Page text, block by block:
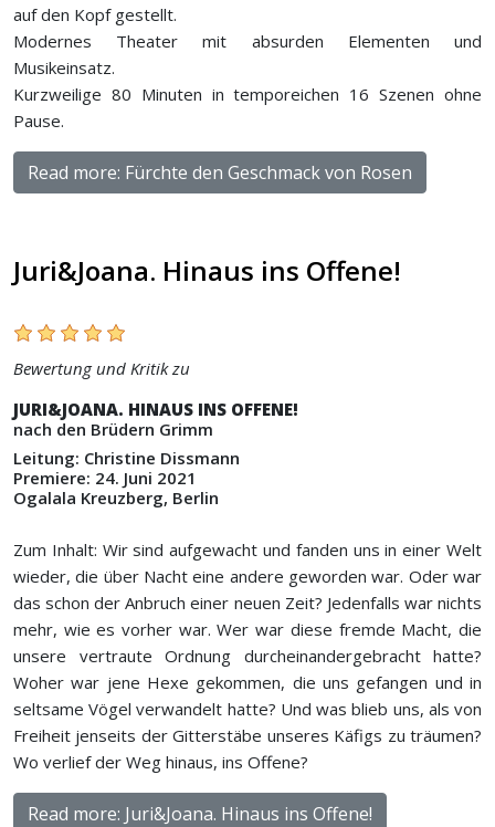
auf den Kopf gestellt.
Modernes Theater mit absurden Elementen und
Musikeinsatz.
Kurzweilige 80 Minuten in temporeichen 16 Szenen ohne
Pause.
Read more: Fürchte den Geschmack von Rosen
Juri&Joana. Hinaus ins Offene!
Bewertung und Kritik zu
JURI&JOANA. HINAUS INS OFFENE!
nach den Brüdern Grimm
Leitung: Christine Dissmann
Premiere: 24. Juni 2021
Ogalala Kreuzberg, Berlin
Zum Inhalt: Wir sind aufgewacht und fanden uns in einer Welt
wieder, die über Nacht eine andere geworden war. Oder war
das schon der Anbruch einer neuen Zeit? Jedenfalls war nichts
mehr, wie es vorher war. Wer war diese fremde Macht, die
unsere vertraute Ordnung durcheinandergebracht hatte?
Woher war jene Hexe gekommen, die uns gefangen und in
seltsame Vögel verwandelt hatte? Und was blieb uns, als von
Freiheit jenseits der Gitterstäbe unseres Käfigs zu träumen?
Wo verlief der Weg hinaus, ins Offene?
Read more: Juri&Joana. Hinaus ins Offene!